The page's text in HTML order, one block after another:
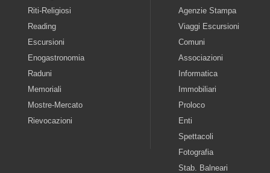
Riti-Religiosi
Reading
Escursioni
Enogastronomia
Raduni
Memoriali
Mostre-Mercato
Rievocazioni
Agenzie Stampa
Viaggi Escursioni
Comuni
Associazioni
Informatica
Immobiliari
Proloco
Enti
Spettacoli
Fotografia
Stab. Balneari